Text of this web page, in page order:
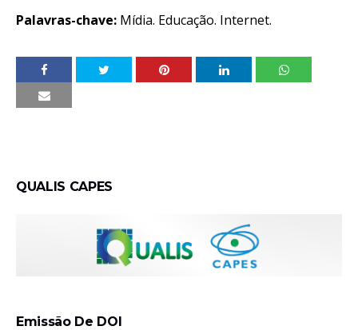
Palavras-chave: Mídia. Educação. Internet.
QUALIS CAPES
Emissão De DOI